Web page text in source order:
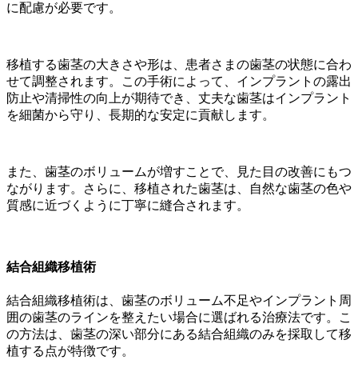
に配慮が必要です。
移植する歯茎の大きさや形は、患者さまの歯茎の状態に合わ
せて調整されます。この手術によって、インプラントの露出
防止や清掃性の向上が期待でき、丈夫な歯茎はインプラント
を細菌から守り、長期的な安定に貢献します。
また、歯茎のボリュームが増すことで、見た目の改善にもつ
ながります。さらに、移植された歯茎は、自然な歯茎の色や
質感に近づくように丁寧に縫合されます。
結合組織移植術
結合組織移植術は、歯茎のボリューム不足やインプラント周
囲の歯茎のラインを整えたい場合に選ばれる治療法です。こ
の方法は、歯茎の深い部分にある結合組織のみを採取して移
植する点が特徴です。